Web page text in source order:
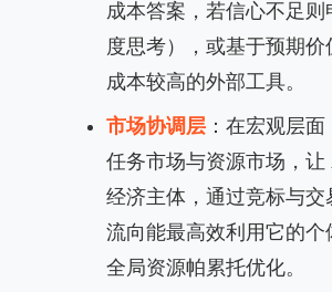
成本答案，若信心不足
度思考），或基于预期价
成本较高的外部工具。
市场协调层 ：在宏观层
任务市场与资源市场，让
经济主体，通过竞标与交
流向能最高效利用它的个
全局资源帕累托优化。